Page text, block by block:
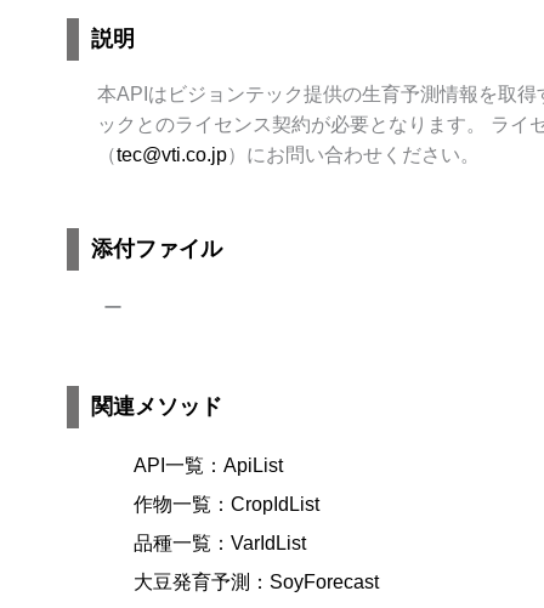
説明
本APIはビジョンテック提供の生育予測情報を取
ックとのライセンス契約が必要となります。 ライ
（tec@vti.co.jp）にお問い合わせください。
添付ファイル
ー
関連メソッド
API一覧：ApiList
作物一覧：CropIdList
品種一覧：VarIdList
大豆発育予測：SoyForecast